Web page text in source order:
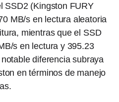
SSD2 (Kingston FURY
MB/s en lectura aleatoria
mientras que el SSD
s en lectura y 395.23
diferencia subraya
en términos de manejo